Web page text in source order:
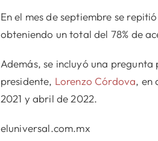
En el mes de septiembre se
obteniendo un total del 78% de
Además, se incluyó una
presidente, Lorenzo Córdova, en
2021 y abril de 2022.
eluniversal.com.mx